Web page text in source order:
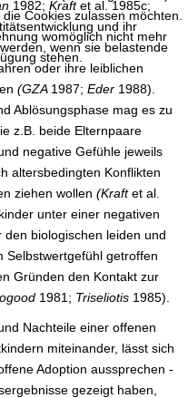
1982; Kraftet al. 1985c;
und ihr
wenn sie belastende
oder ihre leiblichen
(GZA 1987; Eder 1988).
Ablösungsphase mag es zu
z.B. beide Elternpaare
negative Gefühle jeweils
altersbedingten Konflikten
ziehen wollen (Kraftet al.
unter einer negativen
biologischen leiden und
Selbstwertgefühl getroffen
Gründen den Kontakt zur
1981; Triseliotis 1985).
Nachteile einer offenen
miteinander, lässt sich
Adoption aussprechen -
gezeigt haben,
Cookies zulassen möchten.
womöglich nicht mehr
stehen.